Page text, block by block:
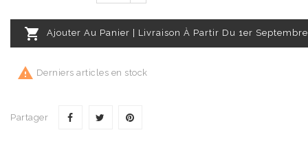
 Ajouter Au Panier | Livraison À Partir Du 1er Septembre
 Derniers articles en stock
Partager